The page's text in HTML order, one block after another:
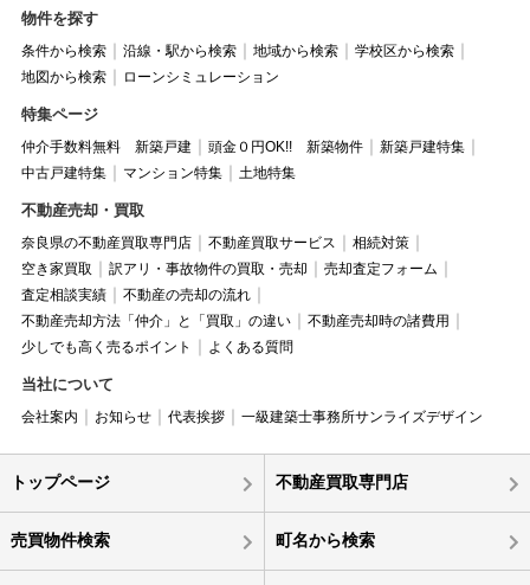
物件を探す
条件から検索 沿線・駅から検索 地域から検索
学校区から検索
地図から検索
ローンシミュレーション
特集ページ
仲介手数料無料 新築戸建 頭金０円OK!! 新築物件
新築戸建特集
中古戸建特集
マンション特集 土地特集
不動産売却・買取
奈良県の不動産買取専門店 不動産買取サービス
相続対策
空き家買取
訳アリ・事故物件の買取・売却
売却査定フォーム
査定相談実績
不動産の売却の流れ
不動産売却方法「仲介」と「買取」の違い
不動産売却時の諸費用
少しでも高く売るポイント
よくある質問
当社について
会社案内 お知らせ 代表挨拶 一級建築士事務所サンライズデザイン
トップページ 不動産買取専門店
売買物件検索 町名から検索